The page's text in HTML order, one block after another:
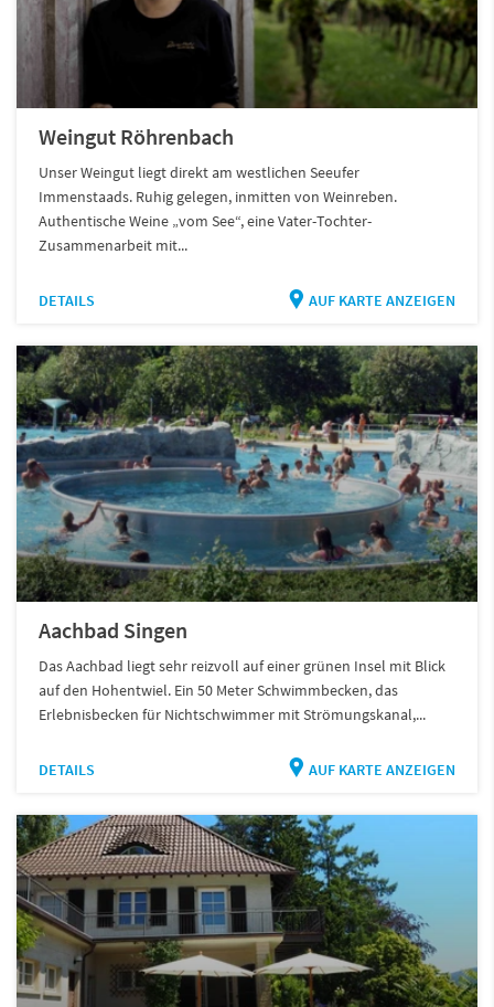
Weingut Röhrenbach
Unser Weingut liegt direkt am westlichen Seeufer
Immenstaads. Ruhig gelegen, inmitten von Weinreben.
Authentische Weine „vom See“, eine Vater-Tochter-
Zusammenarbeit mit...
DETAILS AUF KARTE ANZEIGEN
Aachbad Singen
Das Aachbad liegt sehr reizvoll auf einer grünen Insel mit Blick
auf den Hohentwiel. Ein 50 Meter Schwimmbecken, das
Erlebnisbecken für Nichtschwimmer mit Strömungskanal,...
DETAILS AUF KARTE ANZEIGEN